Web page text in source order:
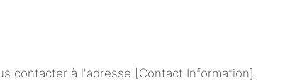
contacter à l'adresse [Contact Information].